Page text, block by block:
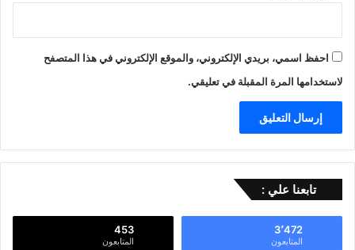
احفظ اسمي، بريدي الإلكتروني، والموقع الإلكتروني في هذا المتصفح
لاستخدامها المرة المقبلة في تعليقي.
تابعنا علي :
3٬472
المتابعون
453
المتابعون